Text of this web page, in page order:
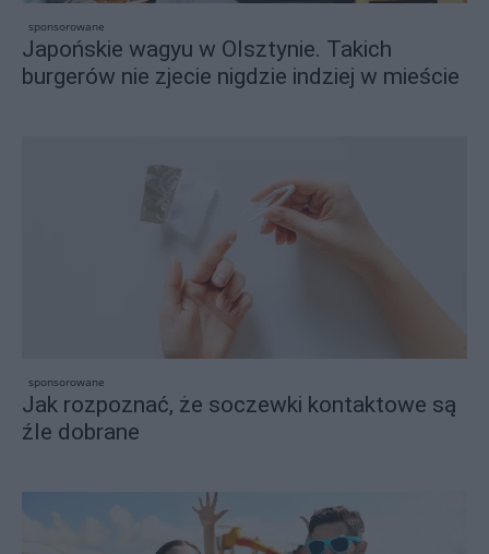
sponsorowane
Japońskie wagyu w Olsztynie. Takich
burgerów nie zjecie nigdzie indziej w mieście
sponsorowane
Jak rozpoznać, że soczewki kontaktowe są
źle dobrane